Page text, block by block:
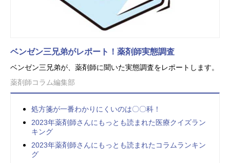
ベンゼン三兄弟がレポート！薬剤師実態調査
ベンゼン三兄弟が、薬剤師に聞いた実態調査をレポートします。
薬剤師コラム編集部
処方箋が一番わかりにくいのは〇〇科！
2023年薬剤師さんにもっとも読まれた医療クイズラン
キング
2023年薬剤師さんにもっとも読まれたコラムランキン
グ